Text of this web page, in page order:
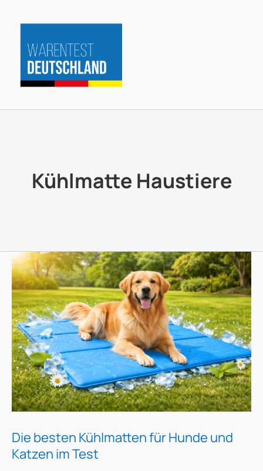
Inhalt
springen
Kühlmatte Haustiere
Die besten Kühlmatten für Hunde und
Katzen im Test